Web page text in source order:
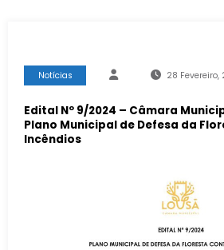
Notícias 28 Fevereiro,
Edital Nº 9/2024 – Câmara
Plano Municipal de Defesa da
Incêndios